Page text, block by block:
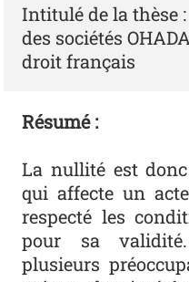
Intitulé de la thèse
des sociétés
droit français
Résumé :
La nullité est
qui affecte un
respecté les
pour sa
plusieurs